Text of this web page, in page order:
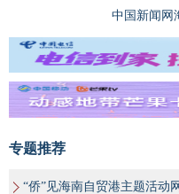
中国新闻网
专题推荐
“侨”见海南自贸港主题活动